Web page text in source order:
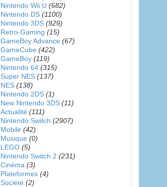
Nintendo Wii U (682)
Nintendo DS (1100)
Nintendo 3DS (929)
Retro-Gaming (15)
GameBoy Advance (67)
GameCube (422)
GameBoy (119)
Nintendo 64 (315)
Super NES (137)
NES (138)
Nintendo 2DS (1)
New Nintendo 3DS (11)
Actualité (111)
Nintendo Switch (2907)
Mobile (42)
Musique (0)
LEGO (5)
Nintendo Switch 2 (231)
Cinéma (3)
Plateformes (4)
Société (2)